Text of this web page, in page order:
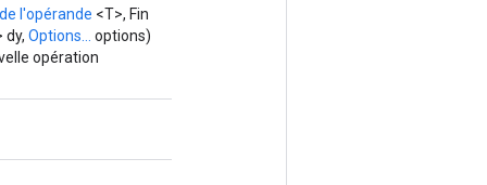
de l'opérande <T>, Fin
dy, Options...
options)
opération